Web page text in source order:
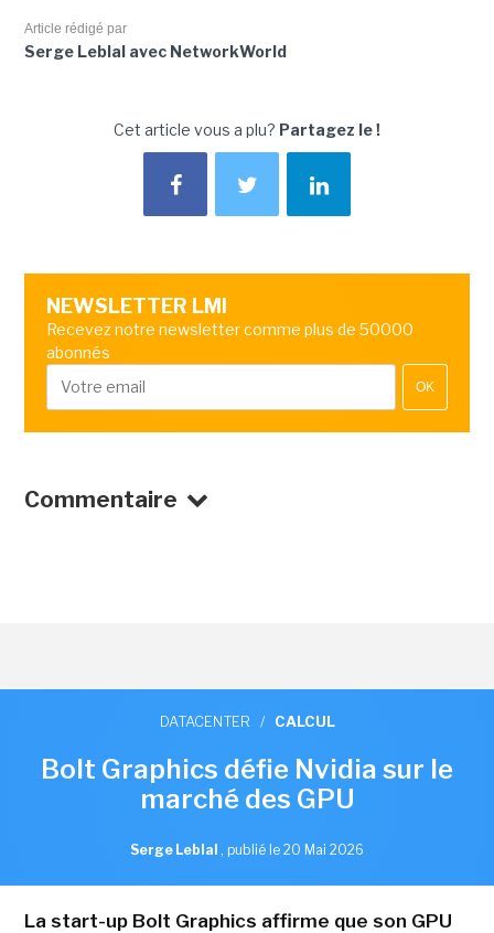
Article rédigé par
Serge Leblal avec NetworkWorld
Cet article vous a plu? Partagez le !
NEWSLETTER LMI
Recevez notre newsletter comme plus de 50000
abonnés
OK
Commentaire
DATACENTER / CALCUL
Bolt Graphics défie Nvidia sur le
marché des GPU
Serge Leblal , publié le 20 Mai 2026
La start-up Bolt Graphics affirme que son GPU